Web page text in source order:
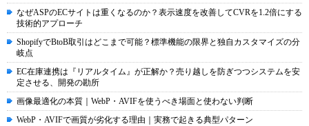
なぜASPのECサイトは重くなるのか？表示速度を改善してCVRを1.2倍にする
技術的アプローチ
ShopifyでBtoB取引はどこまで可能？標準機能の限界と独自カスタマイズの分
岐点
EC在庫連携は『リアルタイム』が正解か？売り越しを防ぎつつシステムを安
定させる、開発の勘所
画像最適化の本質｜WebP・AVIFを使うべき場面と使わない判断
WebP・AVIFで画質が劣化する理由｜実務で起きる典型パターン